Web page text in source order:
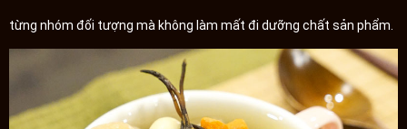
từng nhóm đối tượng mà không làm mất đi dưỡng chất sản phẩm.